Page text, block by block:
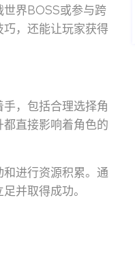
界BOSS或参与跨
，还能让玩家获得
，包括合理选择角
直接影响着角色的
进行资源积累。通
并取得成功。